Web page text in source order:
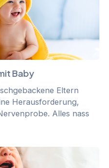
Baby
Eltern
Herausforderung,
Alles nass